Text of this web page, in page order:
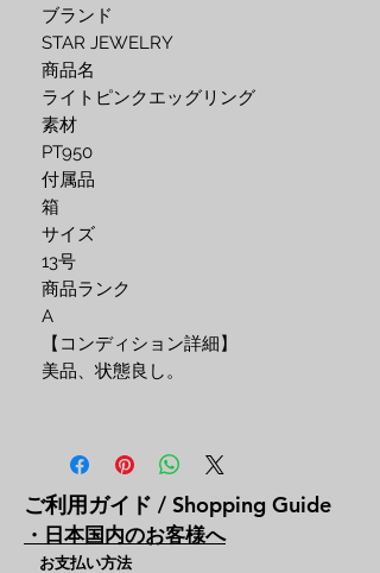
ブランド
STAR JEWELRY
商品名
ライトピンクエッグリング
素材
PT950
付属品
箱
サイズ
13号
商品ランク
A
【コンディション詳細】
美品、状態良し。
ご利用ガイド / Shopping Guide
・日本国内のお客様へ
お支払い方法